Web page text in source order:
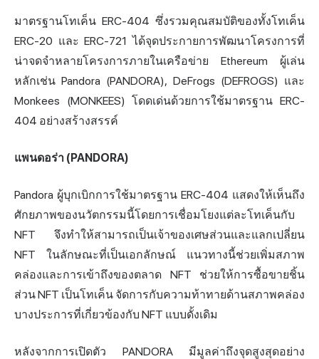
มาตรฐานโทเค็น ERC-404 ซึ่งรวมคุณสมบัติของทั้งโทเค็น
ERC-20 และ ERC-721 ได้จุดประกายการพัฒนาโครงการที่
น่าจดจำหลายโครงการภายในเครือข่าย Ethereum ผู้เล่น
หลักเช่น Pandora (PANDORA), DeFrogs (DEFROGS) และ
Monkees (MONKEES) โดดเด่นด้วยการใช้มาตรฐาน ERC-
404 อย่างสร้างสรรค์
แพนดอร่า (PANDORA)
Pandora ผู้บุกเบิกการใช้มาตรฐาน ERC-404 แสดงให้เห็นถึง
ศักยภาพของนวัตกรรมนี้โดยการเชื่อมโยงแต่ละโทเค็นกับ
NFT จึงทำให้สามารถเป็นเจ้าของเศษส่วนและแลกเปลี่ยน
NFT ในลักษณะที่เป็นเอกลักษณ์ แนวทางนี้ช่วยเพิ่มสภาพ
คล่องและการเข้าถึงของตลาด NFT ช่วยให้การซื้อขายชิ้น
ส่วน NFT เป็นโทเค็น จัดการกับความท้าทายด้านสภาพคล่อง
บางประการที่เกี่ยวข้องกับ NFT แบบดั้งเดิม
หลังจากการเปิดตัว PANDORA มีมูลค่าถึงจุดสูงสุดอย่าง